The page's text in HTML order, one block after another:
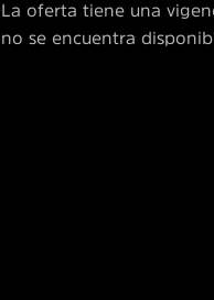
La oferta tiene una
no se encuentra